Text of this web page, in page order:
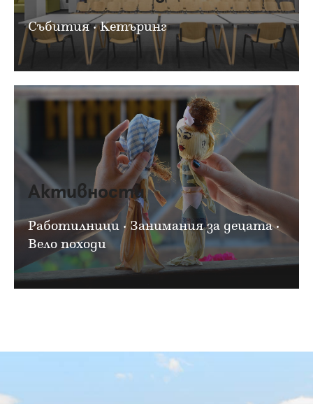
Събития · Кетъринг
Активности
Работилници · Занимания за децата ·
Вело походи